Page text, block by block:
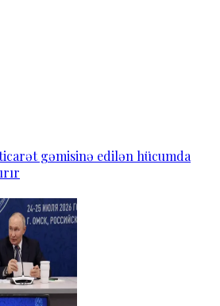
gəmisinə edilən hücumda